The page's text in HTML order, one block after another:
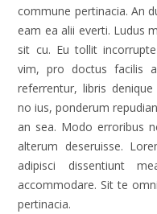
commune pertinacia. An
eam ea alii everti. Ludus
sit cu. Eu tollit
vim, pro doctus facilis
referrentur, libris
no ius, ponderum
an sea. Modo erroribus
alterum deseruisse.
adipisci dissentiunt
accommodare. Sit te
pertinacia.